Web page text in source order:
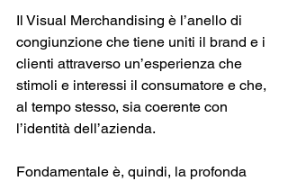
Il Visual Merchandising è l’anello di
congiunzione che tiene uniti il brand e i
clienti attraverso un’esperienza che
stimoli e interessi il consumatore e che,
al tempo stesso, sia coerente con
l’identità dell’azienda.
Fondamentale è, quindi, la profonda